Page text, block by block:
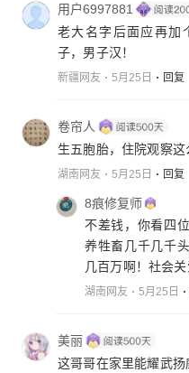
用户6997881
老大名字后面应再加
子，男子汉！
新疆网友 5月25日 回复
卷帘人
生五胞胎，住院观察这
湖南网友 5月25日 回复
8痕修复师
不差钱，你看四
养牲畜几千几千
几百万啊！社会关
湖南网友 5月25日
美丽
这哥哥在家里能耀武扬